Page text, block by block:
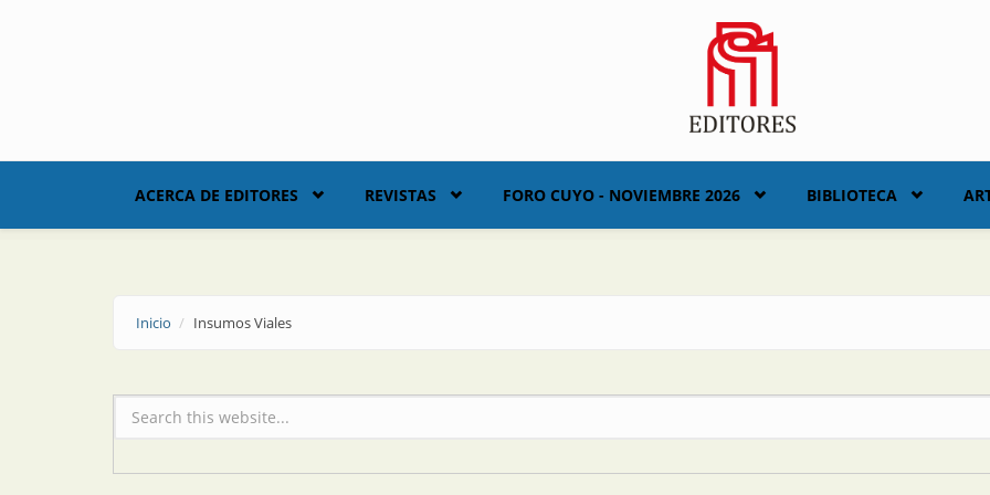
ACERCA DE EDITORES REVISTAS FORO CUYO - NOVIEMBRE 2026 BIBLIOTECA
Inicio Insumos Viales
Formulario de búsqueda